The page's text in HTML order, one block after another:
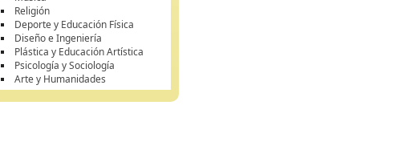
Religión
Deporte y Educación Física
Diseño e Ingeniería
Plástica y Educación Artística
Psicología y Sociología
Arte y Humanidades